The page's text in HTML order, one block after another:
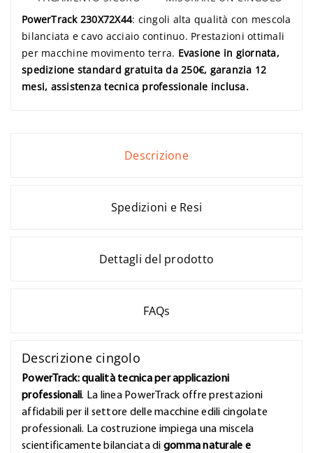
PowerTrack 230X72X44: cingoli alta qualità con mescola
bilanciata e cavo acciaio continuo. Prestazioni ottimali
per macchine movimento terra. Evasione in giornata,
spedizione standard gratuita da 250€, garanzia 12
mesi, assistenza tecnica professionale inclusa.
Descrizione
Spedizioni e Resi
Dettagli del prodotto
FAQs
Descrizione cingolo
PowerTrack: qualità tecnica per applicazioni
professionali. La linea PowerTrack offre prestazioni
affidabili per il settore delle macchine edili cingolate
professionali. La costruzione impiega una miscela
scientificamente bilanciata di gomma naturale e